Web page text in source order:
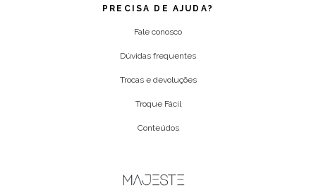
PRECISA DE AJUDA?
Fale conosco
Dúvidas frequentes
Trocas e devoluções
Troque Fácil
Conteúdos